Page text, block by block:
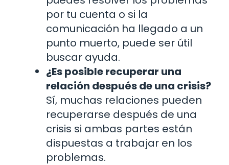
por tu cuenta o si la
comunicación ha llegado a un
punto muerto, puede ser útil
buscar ayuda.
¿Es posible recuperar una
relación después de una crisis?
Sí, muchas relaciones pueden
recuperarse después de una
crisis si ambas partes están
dispuestas a trabajar en los
problemas.